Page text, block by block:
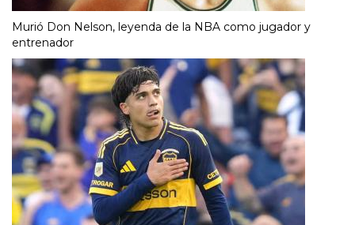
Murió Don Nelson, leyenda de la NBA como jugador y
entrenador